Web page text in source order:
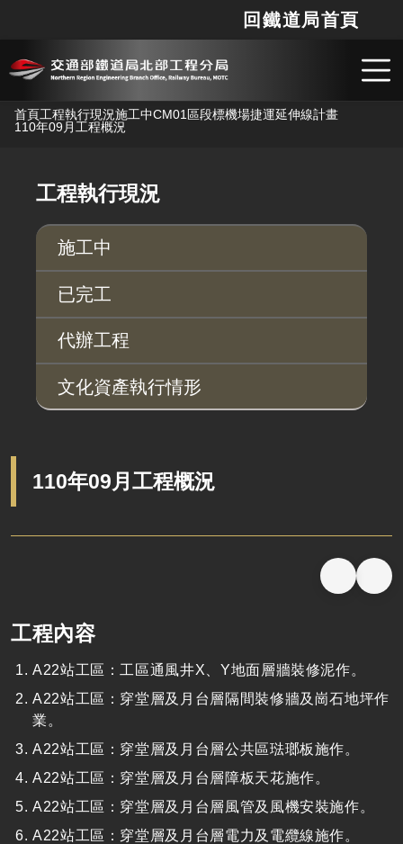
跳到主要內容
回鐵道局首頁
首頁工程執行現況施工中CM01區段標機場捷運延伸線計畫
110年09月工程概況
工程執行現況
施工中
已完工
代辦工程
文化資產執行情形
110年09月工程概況
工程內容
A22站工區：工區通風井X、Y地面層牆裝修泥作。
A22站工區：穿堂層及月台層隔間裝修牆及崗石地坪作
業。
A22站工區：穿堂層及月台層公共區琺瑯板施作。
A22站工區：穿堂層及月台層障板天花施作。
A22站工區：穿堂層及月台層風管及風機安裝施作。
A22站工區：穿堂層及月台層電力及電纜線施作。